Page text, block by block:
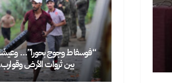
“فوسفاط وجوج بحورا”… وعيشَة مقهورة:
بين ثروات الأرض وقوارب…